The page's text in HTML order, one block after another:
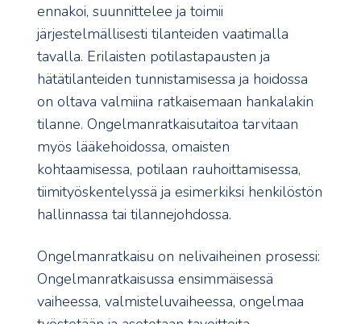
ennakoi, suunnittelee ja toimii
järjestelmällisesti tilanteiden vaatimalla
tavalla. Erilaisten potilastapausten ja
hätätilanteiden tunnistamisessa ja hoidossa
on oltava valmiina ratkaisemaan hankalakin
tilanne. Ongelmanratkaisutaitoa tarvitaan
myös lääkehoidossa, omaisten
kohtaamisessa, potilaan rauhoittamisessa,
tiimityöskentelyssä ja esimerkiksi henkilöstön
hallinnassa tai tilannejohdossa.
Ongelmanratkaisu on nelivaiheinen prosessi:
Ongelmanratkaisussa ensimmäisessä
vaiheessa, valmisteluvaiheessa, ongelmaa